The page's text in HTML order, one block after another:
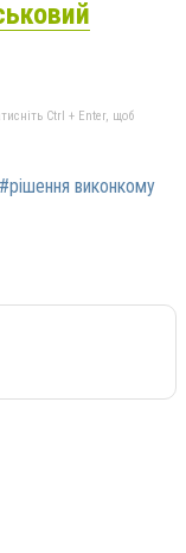
Ctrl + Enter, щоб
#рішення виконкому